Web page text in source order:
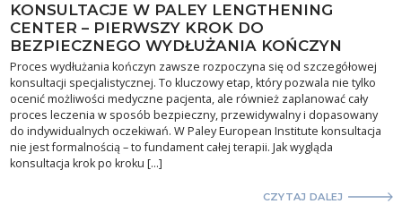
KONSULTACJE W PALEY LENGTHENING
CENTER – PIERWSZY KROK DO
BEZPIECZNEGO WYDŁUŻANIA KOŃCZYN
Proces wydłużania kończyn zawsze rozpoczyna się od szczegółowej
konsultacji specjalistycznej. To kluczowy etap, który pozwala nie tylko
ocenić możliwości medyczne pacjenta, ale również zaplanować cały
proces leczenia w sposób bezpieczny, przewidywalny i dopasowany
do indywidualnych oczekiwań. W Paley European Institute konsultacja
nie jest formalnością – to fundament całej terapii. Jak wygląda
konsultacja krok po kroku […]
CZYTAJ DALEJ